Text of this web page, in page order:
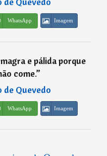
WhatsApp Imagem
e pálida porque
come.”
de Quevedo
WhatsApp Imagem